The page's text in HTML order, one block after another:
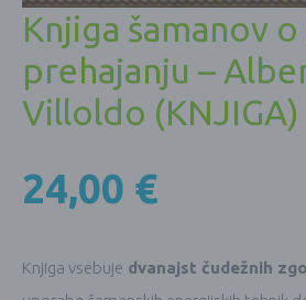
Knjiga šamanov
prehajanju –
Villoldo (KNJIGA)
24,00 €
Knjiga vsebuje dvanajst čudežnih